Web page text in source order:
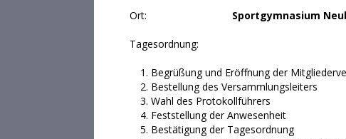
Ort: Sportgymnasium
Tagesordnung:
Begrüßung und Eröffnung der
Bestellung des Versammlungsleiters
Wahl des Protokollführers
Feststellung der Anwesenheit
Bestätigung der Tagesordnung